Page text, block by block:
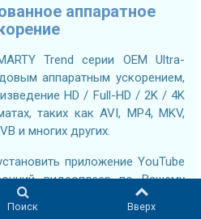
аппаратное
Trend серии OEM Ultra-
аппаратным ускорением,
HD / Full-HD / 2K / 4K
таких как AVI, MP4, MKV,
и многих других.
приложение YouTube
видеоплеер по Вашему
Store, что расширит Ваши
видео и обеспечит Вам
Поиск Вверх